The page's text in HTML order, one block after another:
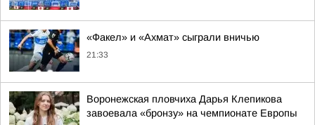
«Факел» и «Ахмат» сыграли вничью
21:33
Воронежская пловчиха Дарья Клепикова
завоевала «бронзу» на чемпионате Европы